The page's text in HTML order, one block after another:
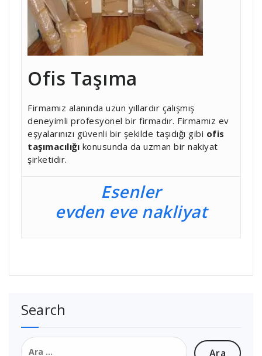
Ofis Taşıma
Firmamız alanında uzun yıllardır çalışmış
deneyimli profesyonel bir firmadır. Firmamız ev
eşyalarınızı güvenli bir şekilde taşıdığı gibi ofis
taşımacılığı konusunda da uzman bir nakiyat
şirketidir.
Esenler
evden eve nakliyat
Search
Arama: